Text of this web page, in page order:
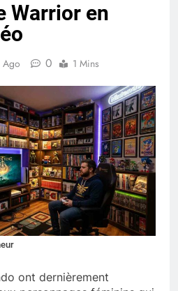
Warrior en
Ago 0 1 Mins
ont dernièrement